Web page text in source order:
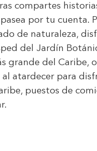
compartes
por tu cuenta.
de naturaleza,
del Jardín
grande del Caribe,
al atardecer para
puestos de